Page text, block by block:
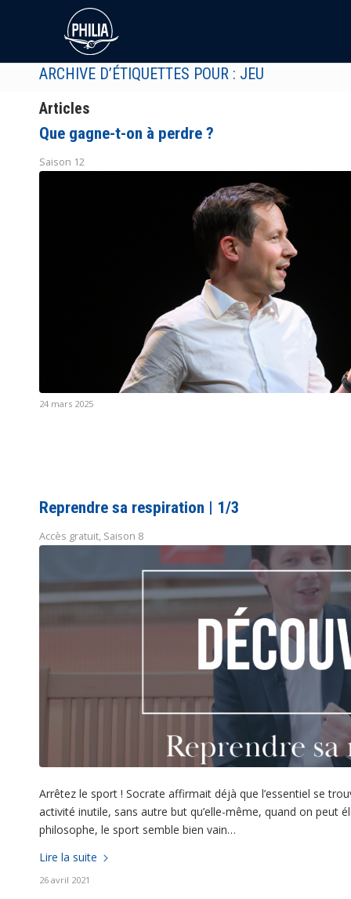
ARCHIVE D’ÉTIQUETTES POUR : JEU
Articles
Que gagne-t-on à perdre ?
Saison 12
24 mars 2025
Reprendre sa respiration | 1/3
Accès gratuit, Saison 8
Arrêtez le sport ! Socrate affirmait déjà que l’essentiel se
activité inutile, sans autre but qu’elle-même, quand on peut
philosophe, le sport semble bien vain…
Lire la suite
26 avril 2021